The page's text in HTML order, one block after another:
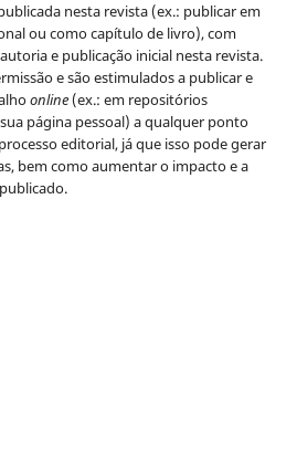
nesta revista (ex.: publicar em
ou como capítulo de livro), com
e publicação inicial nesta revista.
e são estimulados a publicar e
online(ex.: em repositórios
página pessoal) a qualquer ponto
editorial, já que isso pode gerar
bem como aumentar o impacto e a